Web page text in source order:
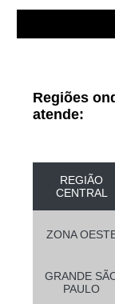
Regiões
atende:
REGIÃO
CENTRAL
ZONA
GRANDE
PAULO